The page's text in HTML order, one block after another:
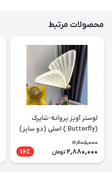
محصولات مرتبط
لوستر آویز پروانه-شاپرک
(Butterfly ) اصلی (دو سایز)
3,405,000
2,880,000 تومان 16٪